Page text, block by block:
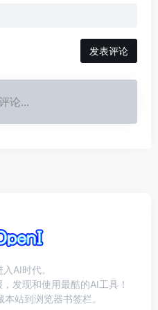
发表评论
论...
AI时代。
发现和使用最酷的AI工具！
站到浏览器书签栏。